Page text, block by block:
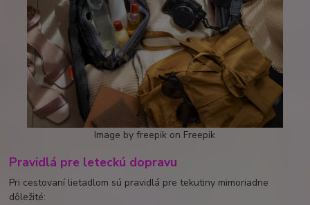
Image by freepik on Freepik
Pravidlá pre leteckú dopravu
Pri cestovaní lietadlom sú pravidlá pre tekutiny mimoriadne
dôležité: